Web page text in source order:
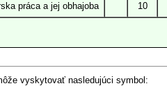
práca a jej obhajoba 10
vyskytovať nasledujúci symbol: